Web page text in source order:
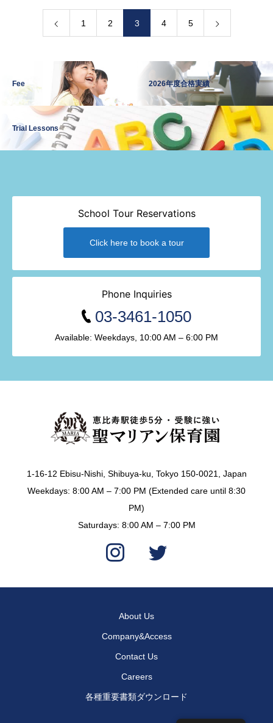
1 2 3 4 5
Fee 2026年度合格実績
Trial Lessons
School Tour Reservations
Click here to book a tour
Phone Inquiries
03-3461-1050
Available: Weekdays, 10:00 AM – 6:00 PM
1-16-12 Ebisu-Nishi, Shibuya-ku, Tokyo 150-0021, Japan
Weekdays: 8:00 AM – 7:00 PM (Extended care until 8:30
PM)
Saturdays: 8:00 AM – 7:00 PM
About Us
Company&Access
Contact Us
Careers
各種重要書類ダウンロード